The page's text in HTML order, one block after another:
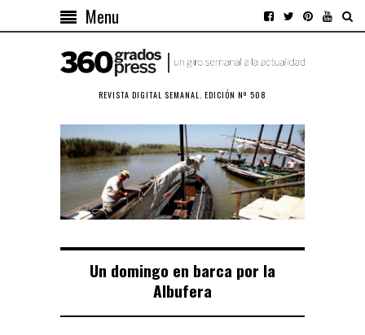
Menu
REVISTA DIGITAL SEMANAL. EDICIÓN Nº 508
Un domingo en barca por la
Albufera